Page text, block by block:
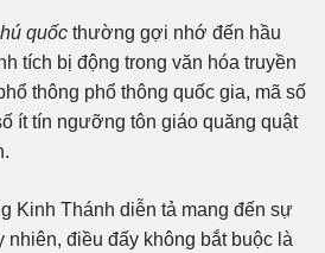
quốc thường gợi nhớ đến hầu
tích bị động trong văn hóa truyền
thông phổ thông quốc gia, mã số
ít tín ngưỡng tôn giáo quăng quật
Kinh Thánh diễn tả mang đến sự
nhiên, điều đấy không bắt buộc là